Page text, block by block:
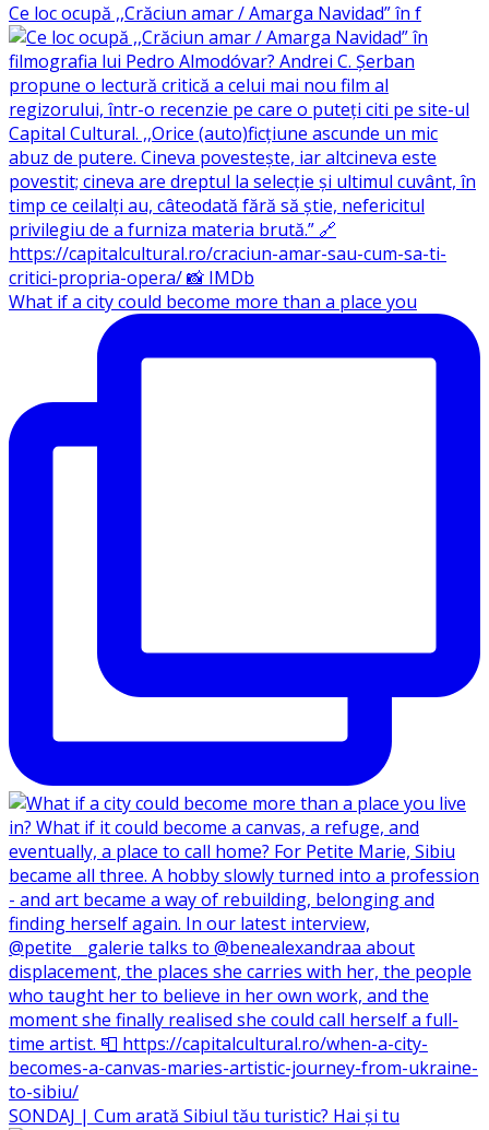
Ce loc ocupă ,,Crăciun amar / Amarga Navidad” în f
What if a city could become more than a place you
SONDAJ | Cum arată Sibiul tău turistic? Hai și tu